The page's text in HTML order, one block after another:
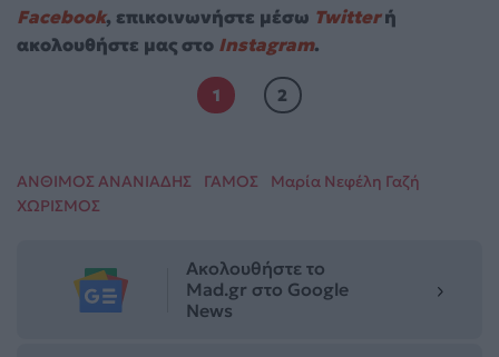
Facebook, επικοινωνήστε μέσω Twitterή
ακολουθήστε μας στο Instagram.
1 2
ΑΝΘΙΜΟΣ ΑΝΑΝΙΑΔΗΣ ΓΑΜΟΣ
Μαρία Νεφέλη Γαζή
ΧΩΡΙΣΜΟΣ
Ακολουθήστε το
Mad.gr στο Google
News